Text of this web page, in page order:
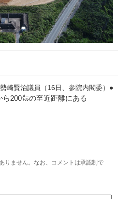
崎賢治議員（16日、参院内閣委）●
200㍍の至近距離にある
りません。なお、コメントは承認制で